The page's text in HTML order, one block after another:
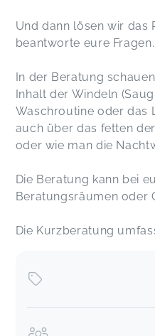
Und dann lösen wir das
beantworte eure Fragen.
In der Beratung
Inhalt der Windeln
Waschroutine oder das
auch über das fetten
oder wie man die
Die Beratung kann bei
Beratungsräumen oder
Die Kurzberatung